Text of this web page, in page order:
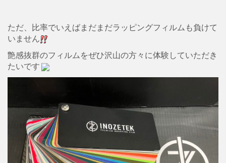
ただ、比率でいえばまだまだラッピングフィルムも負けて
いません
艶感抜群のフィルムをぜひ沢山の方々に体験していただき
たいです